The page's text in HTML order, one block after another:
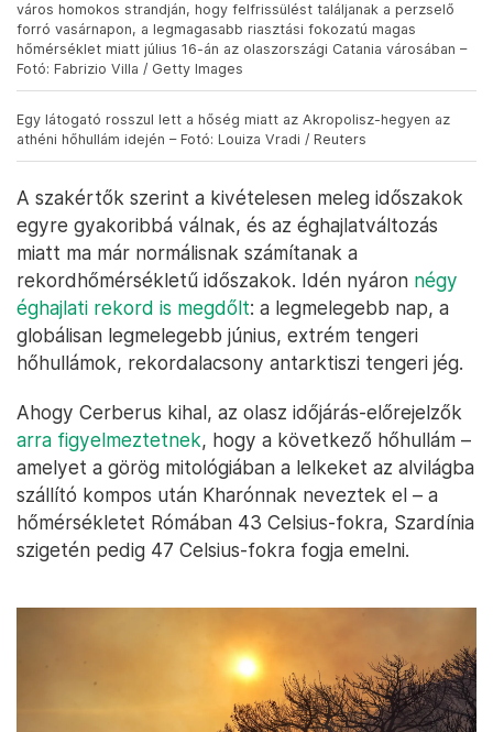
város homokos strandján, hogy felfrissülést találjanak a perzselő
forró vasárnapon, a legmagasabb riasztási fokozatú magas
hőmérséklet miatt július 16-án az olaszországi Catania városában –
Fotó: Fabrizio Villa / Getty Images
Egy látogató rosszul lett a hőség miatt az Akropolisz-hegyen az
athéni hőhullám idején – Fotó: Louiza Vradi / Reuters
A szakértők szerint a kivételesen meleg időszakok
egyre gyakoribbá válnak, és az éghajlatváltozás
miatt ma már normálisnak számítanak a
éghajlati rekord is megdőlt: a legmelegebb nap, a
globálisan legmelegebb június, extrém tengeri
hőhullámok, rekordalacsony antarktiszi tengeri jég.
Ahogy Cerberus kihal, az olasz időjárás-előrejelzők